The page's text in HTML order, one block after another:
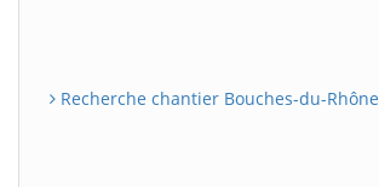
Recherche chantier Bouches-du-Rhône